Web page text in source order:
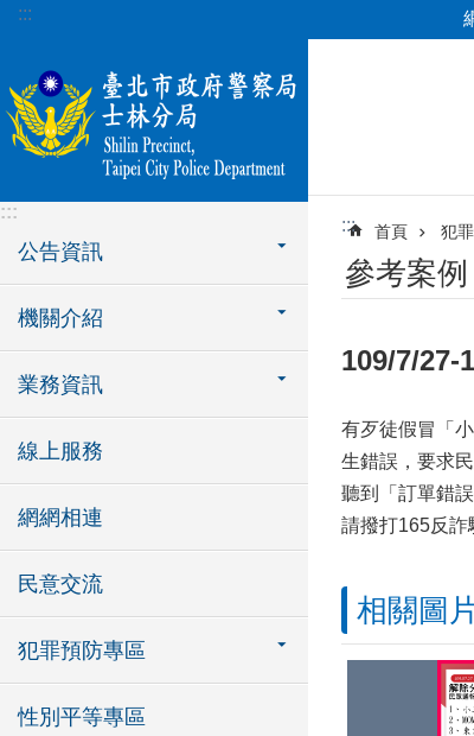
跳到主要內容區塊
:::
:::
公告資訊
機關介紹
業務資訊
線上服務
網網相連
民意交流
犯罪預防專區
性別平等專區
::: 首頁 犯
參考案例
109/7/27-
有歹徒假冒「
生錯誤，要求
聽到「訂單錯
請撥打165反詐
相關圖